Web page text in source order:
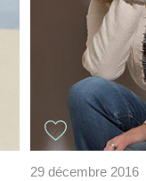
29 décembre 2016